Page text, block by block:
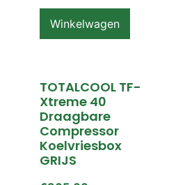
Winkelwagen
TOTALCOOL TF-
Xtreme 40
Draagbare
Compressor
Koelvriesbox
GRIJS